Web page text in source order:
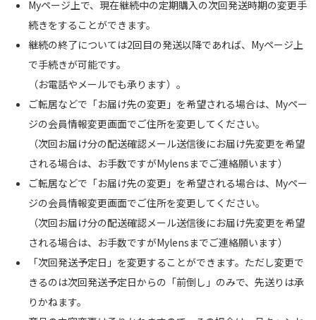
Myページ上で、現在継続中の定期購入の次回発送時期の変更手
続きをすることができます。
継続の終了については2回目の発送以降であれば、Myページ上
で手続きが可能です。
（お電話やメールでも承ります）。
ご転居などで「お届け先の変更」を希望される場合は、Myペー
ジの会員情報変更画面でご住所を変更してください。
（次回お届け分の配送確認メール送信後にお届け先変更を希望
される場合は、お手数ですがMylensまでご連絡願います）
ご転居などで「お届け先の変更」を希望される場合は、Myペー
ジの会員情報変更画面でご住所を変更してください。
（次回お届け分の配送確認メール送信後にお届け先変更を希望
される場合は、お手数ですがMylensまでご連絡願います）
「次回発送予定日」を変更することができます。ただし変更で
きるのは次回発送予定日からの「前倒し」のみで、先送りは承
りかねます。